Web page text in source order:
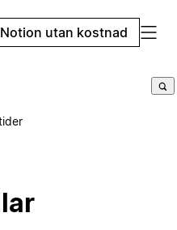
Notion utan kostnad